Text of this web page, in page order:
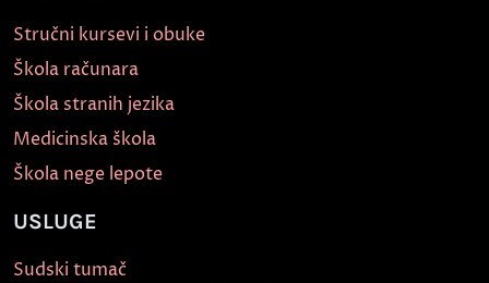
Stručni kursevi i obuke
Škola računara
Škola stranih jezika
Medicinska škola
Škola nege lepote
USLUGE
Sudski tumač